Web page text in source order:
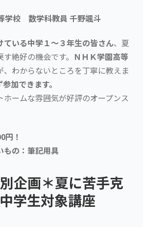
学校 数学科教員 千野颯斗
ている中学１～３年生の皆さん、夏
絶好の機会です。 ＮＨＫ学園高等
、わからないところを丁寧に教えま
加できます。
ームな雰囲気が好評のオープンス
！
もの：筆記用具
企画＊夏に苦手克
学生対象講座